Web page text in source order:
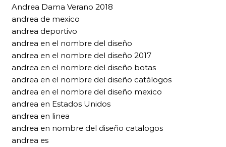
Andrea Dama Verano 2018
andrea de mexico
andrea deportivo
andrea en el nombre del diseño
andrea en el nombre del diseño 2017
andrea en el nombre del diseño botas
andrea en el nombre del diseño catálogos
andrea en el nombre del diseño mexico
andrea en Estados Unidos
andrea en linea
andrea en nombre del diseño catalogos
andrea es